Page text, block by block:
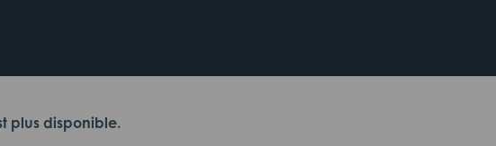
plus disponible.